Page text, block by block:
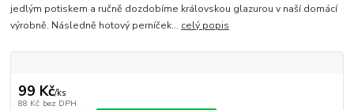
jedlým potiskem a ručně dozdobíme královskou glazurou v naší domácí
výrobně. Následně hotový perníček... celý popis
99 Kč/ks
88 Kč bez DPH